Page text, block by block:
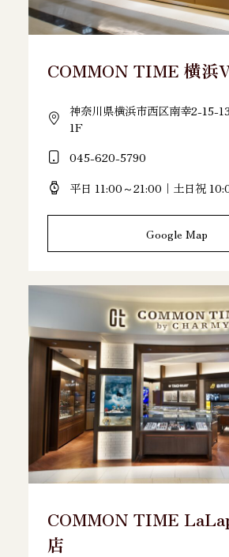
COMMON TIME 横浜
神奈川県横浜市西区南幸2-15-
1F
045-620-5790
平日 11:00～21:00｜土日祝
Google Map
COMMON TIME
店